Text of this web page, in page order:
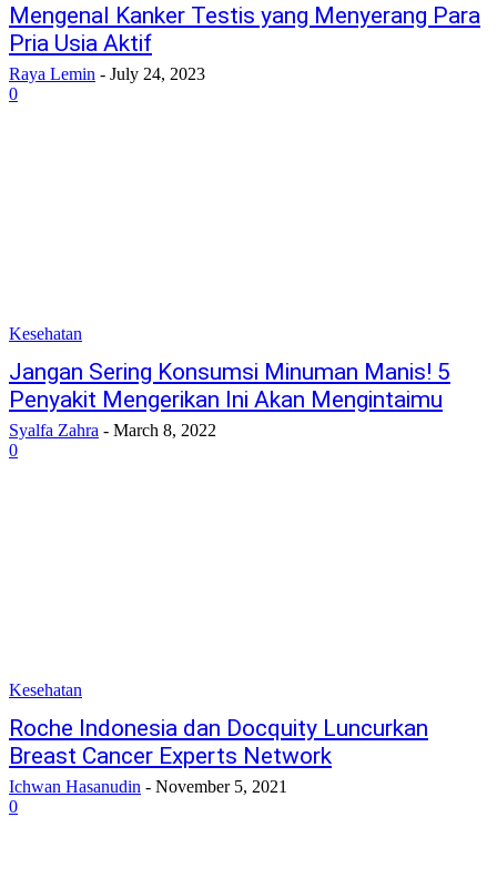
Mengenal Kanker Testis yang Menyerang Para
Pria Usia Aktif
Raya Lemin - July 24, 2023
0
Kesehatan
Jangan Sering Konsumsi Minuman Manis! 5
Penyakit Mengerikan Ini Akan Mengintaimu
Syalfa Zahra - March 8, 2022
0
Kesehatan
Roche Indonesia dan Docquity Luncurkan
Breast Cancer Experts Network
Ichwan Hasanudin - November 5, 2021
0